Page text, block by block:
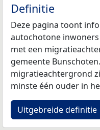
Definitie
Deze pagina toont
autochotone
met een
gemeente
migratieachtergrond
minste één ouder in
Uitgebreide definitie